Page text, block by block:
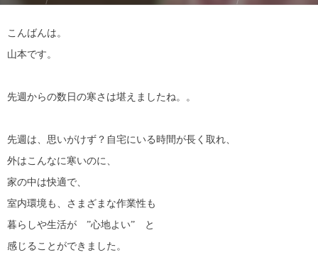
こんばんは。
山本です。
先週からの数日の寒さは堪えましたね。。
先週は、思いがけず？自宅にいる時間が長く取れ、
外はこんなに寒いのに、
家の中は快適で、
室内環境も、さまざまな作業性も
暮らしや生活が ”心地よい” と
感じることができました。